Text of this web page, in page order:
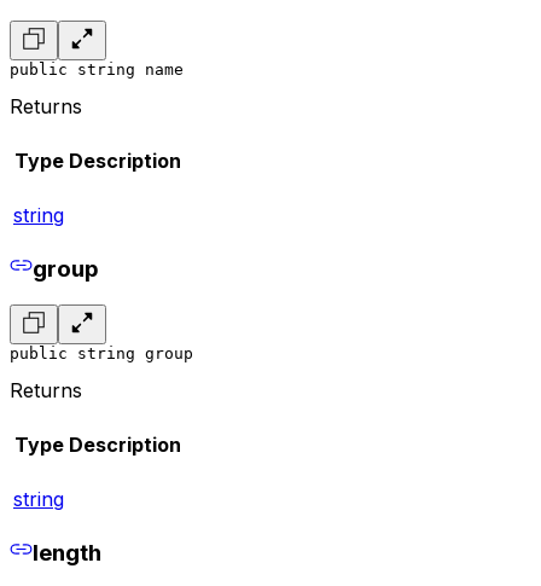
public string name
Returns
Type Description
string
group
public string group
Returns
Type Description
string
length